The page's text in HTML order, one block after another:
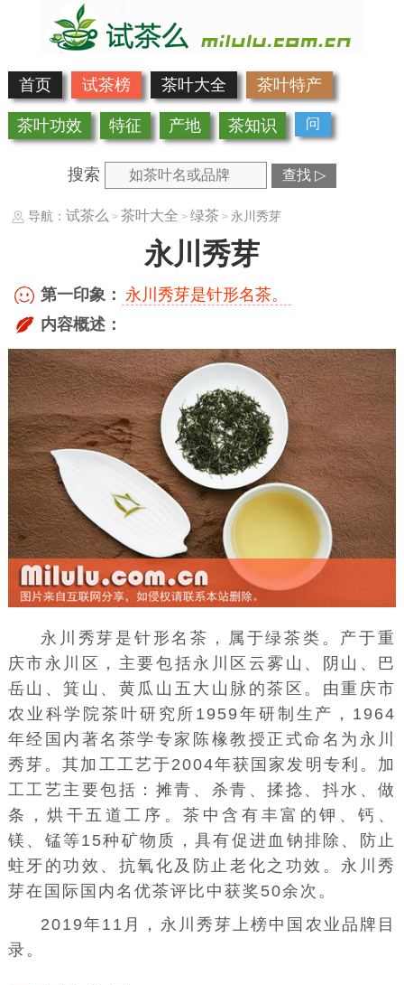
首页 试茶榜 茶叶大全 茶叶特产
茶叶功效 特征 产地 茶知识 问
搜索 查找 ▷
导航： 试茶么 > 茶叶大全 > 绿茶 > 永川秀芽
永川秀芽
第一印象： 永川秀芽是针形名茶。
内容概述：
永川秀芽是针形名茶，属于绿茶类。产于重
庆市 永川区 ，主要包括永川区 云雾山 、 阴山 、
巴
岳山 、箕山、 黄瓜山 五大山脉的茶区。由重庆市
农业科学院茶叶研究所1959年研制生产，1964
年经国内著名茶学专家 陈椽教授正式命名为永川
秀芽。其加工工艺于2004年获国家发明专利。加
工工艺主要包括：摊青、 杀青 、揉捻、抖水、做
条，烘干五道工序。茶中含有丰富的钾、钙、
镁、锰等15种 矿物质 ，具有促进血钠排除、防止
蛀牙的功效、抗氧化及防止老化之功效。永川秀
芽在国际国内名优茶评比中获奖50余次。
2019年11月，永川秀芽上榜中国农业品牌目
录。